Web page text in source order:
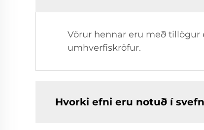
Vörur hennar eru með tillögur
umhverfiskröfur.
Hvorki efni eru notuð í